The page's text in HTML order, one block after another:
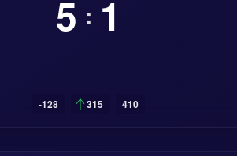
5 : 1
-128 315 410